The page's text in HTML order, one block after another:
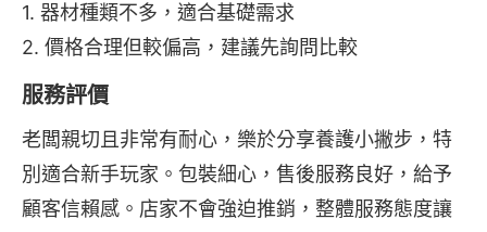
1. 器材種類不多，適合基礎需求
2. 價格合理但較偏高，建議先詢問比較
服務評價
老闆親切且非常有耐心，樂於分享養護小撇步，特
別適合新手玩家。包裝細心，售後服務良好，給予
顧客信賴感。店家不會強迫推銷，整體服務態度讓